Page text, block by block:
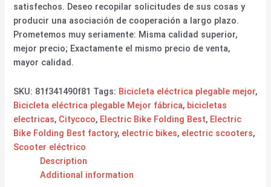
satisfechos. Deseo recopilar solicitudes de sus cosas y
producir una asociación de cooperación a largo plazo.
Prometemos muy seriamente: Misma calidad superior,
mejor precio; Exactamente el mismo precio de venta,
mayor calidad.
SKU: 81f341490f81 Tags: Bicicleta eléctrica plegable mejor,
Bicicleta eléctrica plegable Mejor fábrica, bicicletas
electricas, Citycoco, Electric Bike Folding Best, Electric
Bike Folding Best factory, electric bikes, electric scooters,
Scooter eléctrico
Description
Additional information